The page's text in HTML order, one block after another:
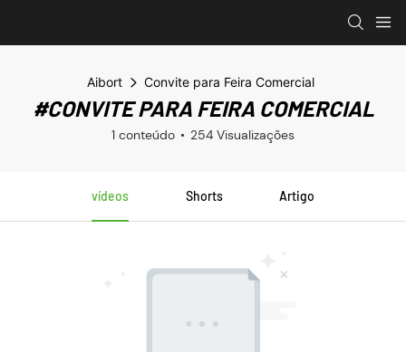
Aibort Convite para Feira Comercial
#CONVITE PARA FEIRA COMERCIAL
1 conteúdo 254 Visualizações
vídeos Shorts Artigo